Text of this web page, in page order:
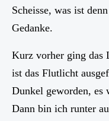
Scheisse, was ist
Gedanke.
Kurz vorher ging das
ist das Flutlicht
Dunkel geworden, es
Dann bin ich runter